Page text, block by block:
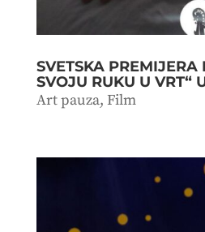
SVETSKA
SVOJU RUKU U VRT“
Art pauza, Film